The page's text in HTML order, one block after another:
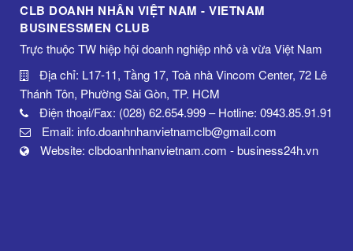
CLB DOANH NHÂN VIỆT NAM - VIETNAM
BUSINESSMEN CLUB
Trực thuộc TW hiệp hội doanh nghiệp nhỏ và vừa Việt Nam
Địa chỉ: L17-11, Tầng 17, Toà nhà Vincom Center, 72 Lê
Thánh Tôn, Phường Sài Gòn, TP. HCM
Điện thoại/Fax: (028) 62.654.999 – Hotline: 0943.85.91.91
Email: info.doanhnhanvietnamclb@gmail.com
Website: clbdoanhnhanvietnam.com - business24h.vn